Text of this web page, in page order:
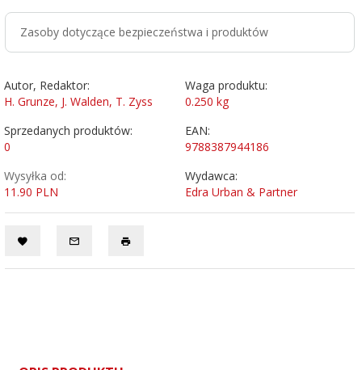
Zasoby dotyczące bezpieczeństwa i produktów
Autor, Redaktor:
H. Grunze, J. Walden, T. Zyss
Waga produktu:
0.250 kg
Sprzedanych produktów:
0
EAN:
9788387944186
Wysyłka od:
11.90 PLN
Wydawca:
Edra Urban & Partner